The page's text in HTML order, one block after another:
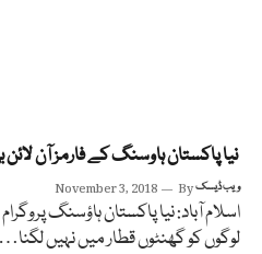
نیا پاکستان ہاوسنگ کے فارمز آن
November 3, 2018 Byویب ڈیسک
اسلام آباد: نیا پاکستان ہاؤسنگ
لوگوں کو گھنٹوں قطار میں نہیں لگنا…